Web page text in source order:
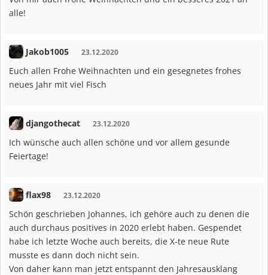
alle!
Jakob1005 23.12.2020
Euch allen Frohe Weihnachten und ein gesegnetes frohes
neues Jahr mit viel Fisch
djangothecat 23.12.2020
Ich wünsche auch allen schöne und vor allem gesunde
Feiertage!
flax98 23.12.2020
Schön geschrieben Johannes, ich gehöre auch zu denen die
auch durchaus positives in 2020 erlebt haben. Gespendet
habe ich letzte Woche auch bereits, die X-te neue Rute
musste es dann doch nicht sein.
Von daher kann man jetzt entspannt den Jahresausklang